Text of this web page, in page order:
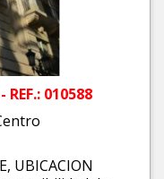
010588
UBICACION